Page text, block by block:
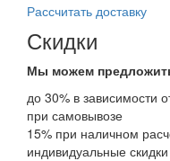
Рассчитать доставку
Скидки
Мы можем
до 30% в зависимости
при самовывозе
15% при наличном
индивидуальные